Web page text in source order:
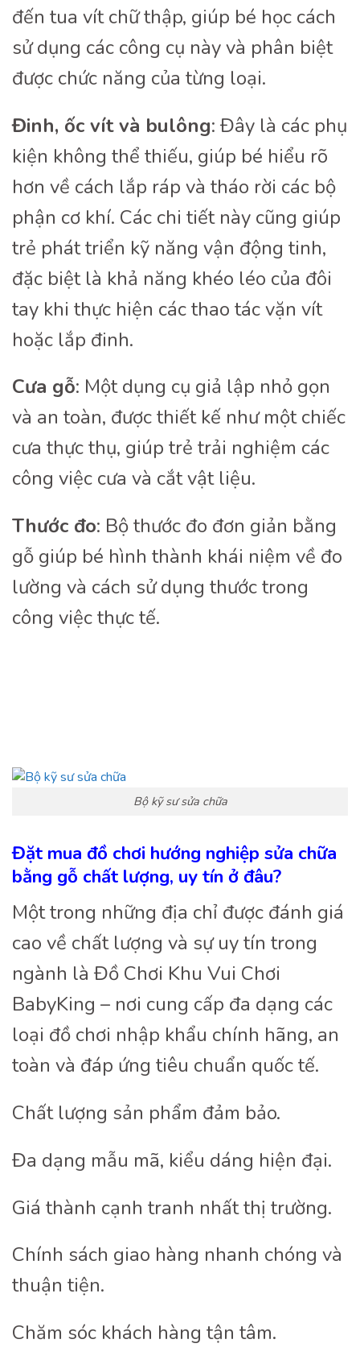
đến tua vít chữ thập, giúp bé học cách
sử dụng các công cụ này và phân biệt
được chức năng của từng loại.
Đinh, ốc vít và bulông: Đây là các phụ
kiện không thể thiếu, giúp bé hiểu rõ
hơn về cách lắp ráp và tháo rời các bộ
phận cơ khí. Các chi tiết này cũng giúp
trẻ phát triển kỹ năng vận động tinh,
đặc biệt là khả năng khéo léo của đôi
tay khi thực hiện các thao tác vặn vít
hoặc lắp đinh.
Cưa gỗ: Một dụng cụ giả lập nhỏ gọn
và an toàn, được thiết kế như một chiếc
cưa thực thụ, giúp trẻ trải nghiệm các
công việc cưa và cắt vật liệu.
Thước đo: Bộ thước đo đơn giản bằng
gỗ giúp bé hình thành khái niệm về đo
lường và cách sử dụng thước trong
công việc thực tế.
Bộ kỹ sư sửa chữa
Đặt mua đồ chơi hướng nghiệp sửa chữa
bằng gỗ chất lượng, uy tín ở đâu?
Một trong những địa chỉ được đánh giá
cao về chất lượng và sự uy tín trong
ngành là Đồ Chơi Khu Vui Chơi
BabyKing – nơi cung cấp đa dạng các
loại đồ chơi nhập khẩu chính hãng, an
toàn và đáp ứng tiêu chuẩn quốc tế.
Chất lượng sản phẩm đảm bảo.
Đa dạng mẫu mã, kiểu dáng hiện đại.
Giá thành cạnh tranh nhất thị trường.
Chính sách giao hàng nhanh chóng và
thuận tiện.
Chăm sóc khách hàng tận tâm.